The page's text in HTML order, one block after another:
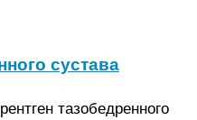
сустава
тазобедренного